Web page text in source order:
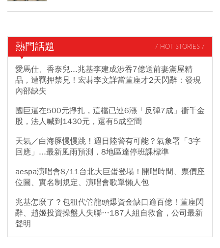
熱門話題 / HOT STORIES /
愛馬仕、香奈兒...兆基李建成涉吞7億送前妻滿屋精
品，遭羈押禁見！宏碁李文詳當董座才2天閃辭：發現
內部缺失
國巨還在500元掙扎，這檔已連6漲「反彈7成」衝千金
股，法人喊到1430元，還有5成空間
天氣／白海豚慢慢跳！週日陸警有可能？氣象署「3字
回應」...最新風雨預測，8地區達停班課標準
aespa演唱會8/11台北大巨蛋登場！開唱時間、票價座
位圖、實名制規定、演唱會歌單懶人包
兆基怎麼了？包租代管龍頭爆資金缺口逾百億！董座閃
辭、趙姬投資操盤人失聯…187人組自救會，公司最新
聲明